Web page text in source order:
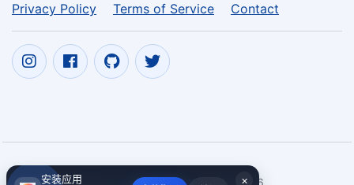
Privacy Policy Terms of Service Contact
×
安装应用